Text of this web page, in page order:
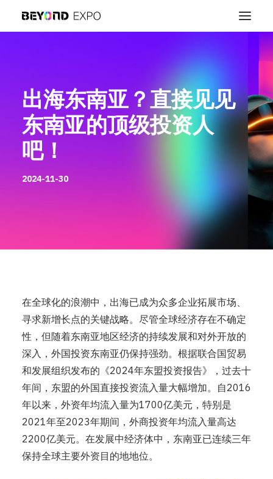
出海东南亚？直接见见
东南亚的顶级投资人
吧！
2024-11-30
在全球化的浪潮中，出海已成为众多企业拓展市场、
寻求新增长点的关键战略。尽管全球经济存在不确定
性，但随着东南亚地区经济的持续发展和对外开放的
深入，外国投资东南亚仍保持强劲。根据联合国贸易
和发展组织发布的《2024年东盟投资报告》，过去十
年间，东盟的外国直接投资流入量大幅增加。自2016
年以来，外资年均流入量为1700亿美元，特别是
2021年至2023年期间，外商投资年均流入量高达
2200亿美元。在发展中经济体中，东南亚已连续三年
保持全球主要外资目的地地位。